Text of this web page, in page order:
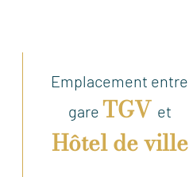
Emplacement entre
gare TGV et
Hôtel de ville